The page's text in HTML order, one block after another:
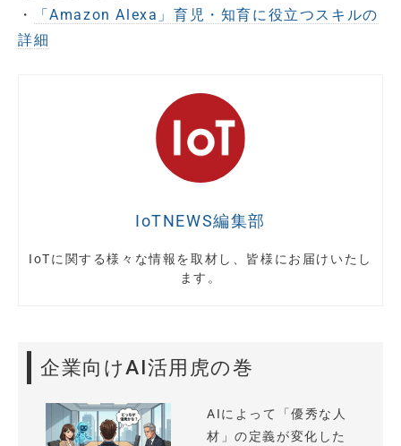
・
「Amazon Alexa」育児・知育に役立つスキルの
詳細
IoTNEWS編集部
IoTに関する様々な情報を取材し、皆様にお届けいたし
ます。
企業向けAI活用虎の巻
AIによって「優秀な人
材」の定義が変化した